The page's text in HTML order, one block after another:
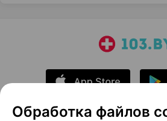
Обработка файлов